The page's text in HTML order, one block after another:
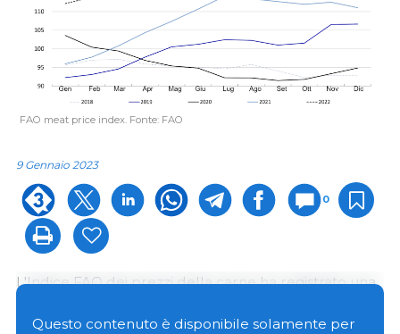
FAO meat price index. Fonte: FAO
9 Gennaio 2023
0
L'Indice FAO dei prezzi della carne ha registrato una
(1,2%) rispetto a novembre, il sesto calo mensile
Questo contenuto è disponibile solamente per